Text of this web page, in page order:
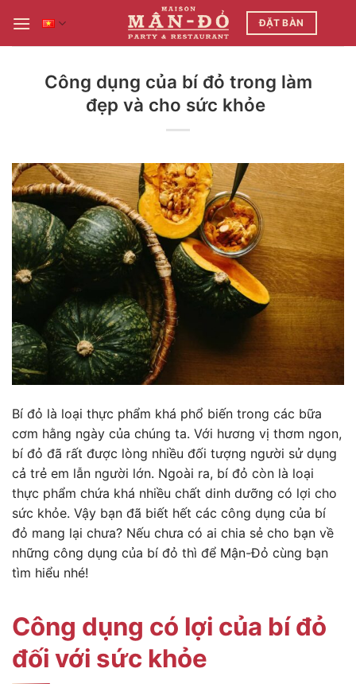
qua
nội
ĐẶT BÀN
Công dụng của bí đỏ trong làm
đẹp và cho sức khỏe
Bí đỏ là loại thực phẩm khá phổ biến trong các bữa
cơm hằng ngày của chúng ta. Với hương vị thơm ngon,
bí đỏ đã rất được lòng nhiều đối tượng người sử dụng
cả trẻ em lẫn người lớn. Ngoài ra, bí đỏ còn là loại
thực phẩm chứa khá nhiều chất dinh dưỡng có lợi cho
sức khỏe. Vậy bạn đã biết hết các công dụng của bí
đỏ mang lại chưa? Nếu chưa có ai chia sẻ cho bạn về
những công dụng của bí đỏ thì để Mận-Đỏ cùng bạn
tìm hiểu nhé!
Công dụng có lợi của bí đỏ
đối với sức khỏe